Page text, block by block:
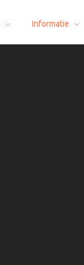
Informatie